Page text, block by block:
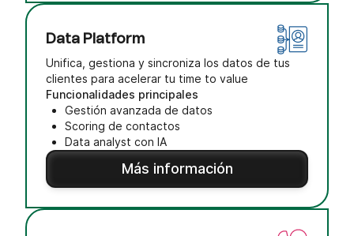
Data Platform
Unifica, gestiona y sincroniza los datos de tus
clientes para acelerar tu time to value
Funcionalidades principales
Gestión avanzada de datos
Scoring de contactos
Data analyst con IA
Más información